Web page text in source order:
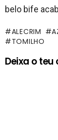
belo bife
ALECRIM
TOMILHO
Deixa o